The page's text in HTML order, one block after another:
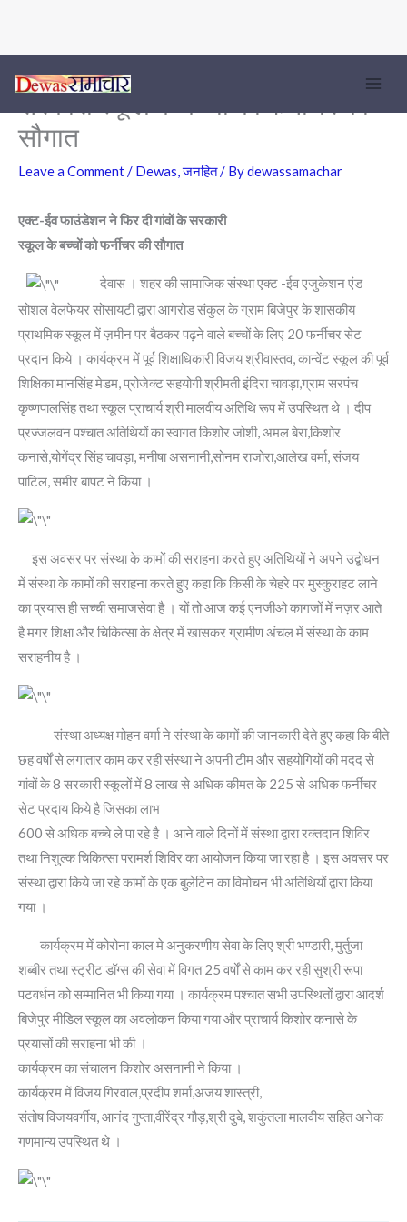
content
एक्ट-ईव फाउंडेशन ने फिर दी गांवों के
सरकारी स्कूल के बच्चों को फर्नीचर की
सौगात
Leave a Comment/ Dewas,जनहित/ Bydewassamachar
एक्ट-ईव फाउंडेशन ने फिर दी गांवों के सरकारी
स्कूल के बच्चों को फर्नीचर की सौगात
देवास । शहर की सामाजिक संस्था एक्ट -ईव एजुकेशन एंड
सोशल वेलफेयर सोसायटी द्वारा आगरोड संकुल के ग्राम बिजेपुर के शासकीय
प्राथमिक स्कूल में ज़मीन पर बैठकर पढ़ने वाले बच्चों के लिए 20 फर्नीचर सेट
प्रदान किये । कार्यक्रम में पूर्व शिक्षाधिकारी विजय श्रीवास्तव, कान्वेंट स्कूल की पूर्व
शिक्षिका मानसिंह मेडम, प्रोजेक्ट सहयोगी श्रीमती इंदिरा चावड़ा,ग्राम सरपंच
कृष्णपालसिंह तथा स्कूल प्राचार्य श्री मालवीय अतिथि रूप में उपस्थित थे । दीप
प्रज्जलवन पश्चात अतिथियों का स्वागत किशोर जोशी, अमल बेरा,किशोर
कनासे,योगेंद्र सिंह चावड़ा, मनीषा असनानी,सोनम राजोरा,आलेख वर्मा, संजय
पाटिल, समीर बापट ने किया ।
इस अवसर पर संस्था के कामों की सराहना करते हुए अतिथियों ने अपने उद्बोधन
में संस्था के कामों की सराहना करते हुए कहा कि किसी के चेहरे पर मुस्कुराहट लाने
का प्रयास ही सच्ची समाजसेवा है । यों तो आज कई एनजीओ कागजों में नज़र आते
है मगर शिक्षा और चिकित्सा के क्षेत्र में खासकर ग्रामीण अंचल में संस्था के काम
सराहनीय है ।
संस्था अध्यक्ष मोहन वर्मा ने संस्था के कामों की जानकारी देते हुए कहा कि बीते
छह वर्षों से लगातार काम कर रही संस्था ने अपनी टीम और सहयोगियों की मदद से
गांवों के 8 सरकारी स्कूलों में 8 लाख से अधिक कीमत के 225 से अधिक फर्नीचर
सेट प्रदाय किये है जिसका लाभ
600 से अधिक बच्चे ले पा रहे है । आने वाले दिनों में संस्था द्वारा रक्तदान शिविर
तथा निशुल्क चिकित्सा परामर्श शिविर का आयोजन किया जा रहा है । इस अवसर पर
संस्था द्वारा किये जा रहे कामों के एक बुलेटिन का विमोचन भी अतिथियों द्वारा किया
गया ।
कार्यक्रम में कोरोना काल मे अनुकरणीय सेवा के लिए श्री भण्डारी, मुर्तुजा
शब्बीर तथा स्ट्रीट डॉग्स की सेवा में विगत 25 वर्षों से काम कर रही सुश्री रूपा
पटवर्धन को सम्मानित भी किया गया । कार्यक्रम पश्चात सभी उपस्थितों द्वारा आदर्श
बिजेपुर मीडिल स्कूल का अवलोकन किया गया और प्राचार्य किशोर कनासे के
प्रयासों की सराहना भी की ।
कार्यक्रम का संचालन किशोर असनानी ने किया ।
कार्यक्रम में विजय गिरवाल,प्रदीप शर्मा,अजय शास्त्री,
संतोष विजयवर्गीय, आनंद गुप्ता,वीरेंद्र गौड़,श्री दुबे, शकुंतला मालवीय सहित अनेक
गणमान्य उपस्थित थे ।